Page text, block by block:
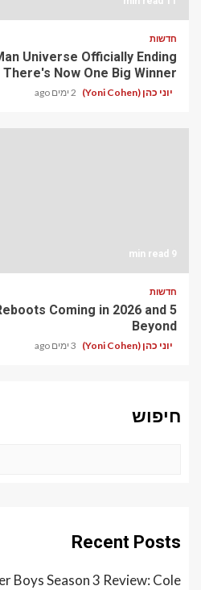
חדשות
Universe Officially Ending
There's Now One Big Winner
יוני כהן (Yoni Cohen) 2 ימים ago
9 min read
חדשות
Coming in 2026 and
Beyond
יוני כהן (Yoni Cohen) 3 ימים ago
חיפוש
Recent Posts
Boys Season 3 Review: Cole